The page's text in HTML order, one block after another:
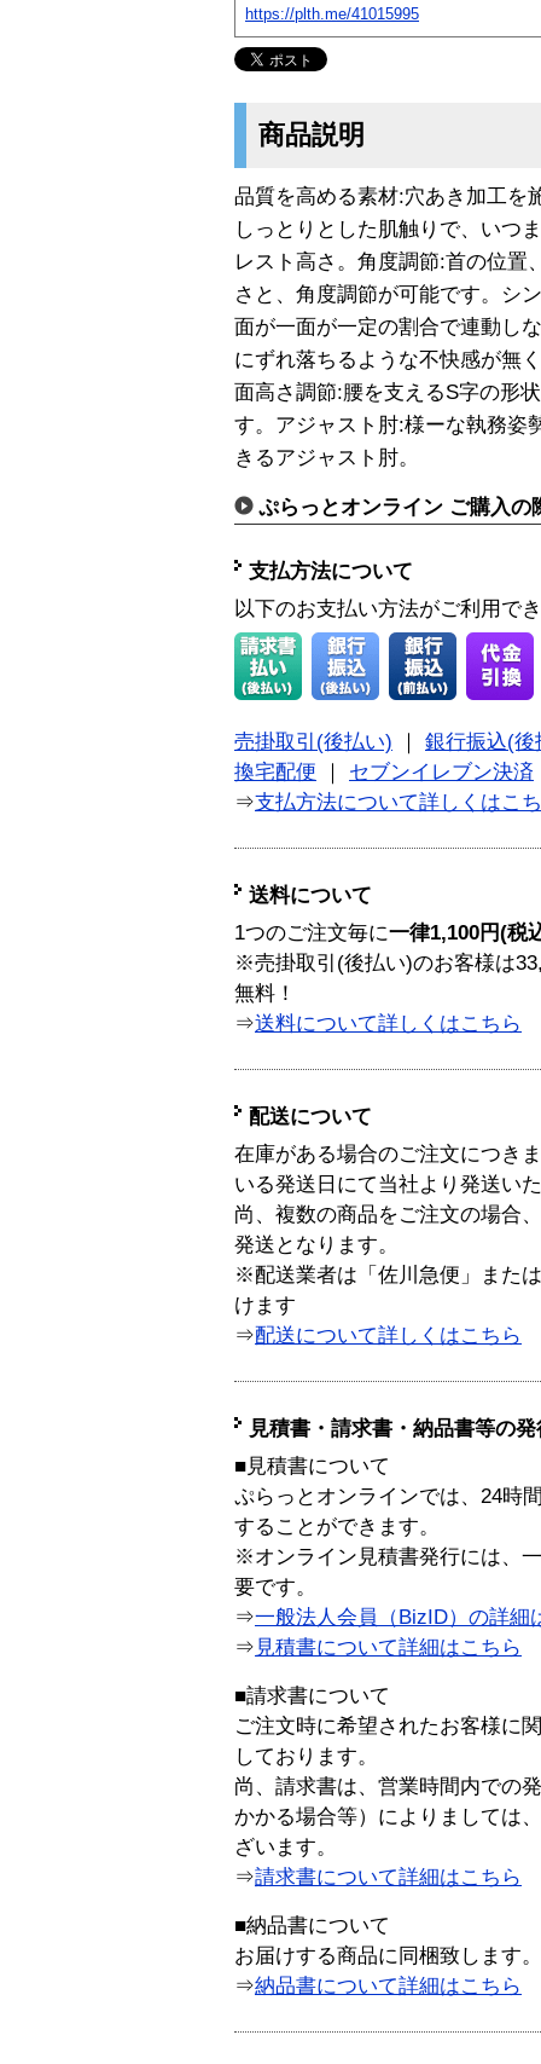
https://plth.me/41015995
商品説明
品質を高める素材:穴あき加工を
しっとりとした肌触りで、いつ
レスト高さ。角度調節:首の位置
さと、角度調節が可能です。シ
面が一面が一定の割合で連動し
にずれ落ちるような不快感が無
面高さ調節:腰を支えるS字の形
す。アジャスト肘:様ーな執務姿
きるアジャスト肘。
ぷらっとオンライン ご購入の
支払方法について
以下のお支払い方法がご利用で
売掛取引(後払い)
銀行振込(後
換宅配便
セブンイレブン決済
⇒支払方法について詳しくはこ
送料について
1つのご注文毎に一律1,100円(税
※売掛取引(後払い)のお客様は
無料！
⇒送料について詳しくはこちら
配送について
在庫がある場合のご注文につき
いる発送日にて当社より発送い
尚、複数の商品をご注文の場合
発送となります。
※配送業者は「佐川急便」また
けます
⇒配送について詳しくはこちら
見積書・請求書・納品書等の
■見積書について
ぷらっとオンラインでは、24時
することができます。
※オンライン見積書発行には、
要です。
⇒一般法人会員（BizID）の詳細
⇒ 見積書について詳細はこちら
■請求書について
ご注文時に希望されたお客様に
しております。
尚、請求書は、営業時間内での
かかる場合等）によりましては
ざいます。
⇒請求書について詳細はこちら
■納品書について
お届けする商品に同梱致します。
⇒納品書について詳細はこちら